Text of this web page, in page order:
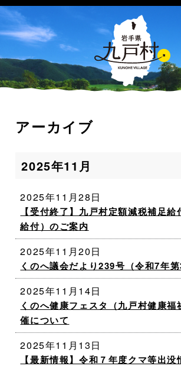
アーカイブ
2025年11月
2025年11月28日
【受付終了】九戸村定額減税補足
給付）のご案内
2025年11月20日
くのへ議会だより239号（令和7年第
2025年11月14日
くのへ健康フェスタ（九戸村健康福
催について
2025年11月13日
【最新情報】令和７年度クマ等出